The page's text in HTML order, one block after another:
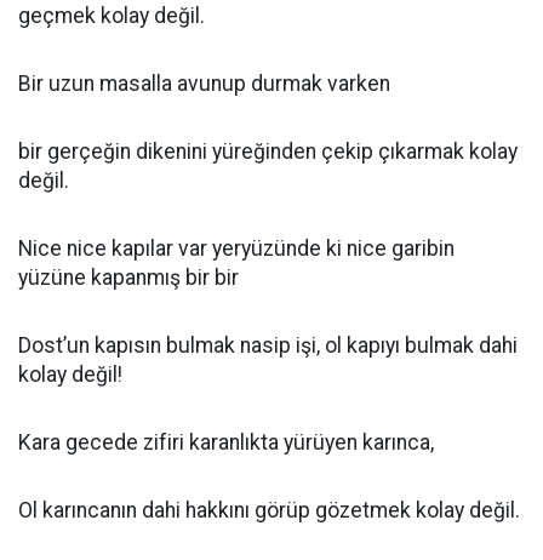
geçmek kolay değil.
Bir uzun masalla avunup durmak varken
bir gerçeğin dikenini yüreğinden çekip çıkarmak kolay
değil.
Nice nice kapılar var yeryüzünde ki nice garibin
yüzüne kapanmış bir bir
Dost’un kapısın bulmak nasip işi, ol kapıyı bulmak dahi
kolay değil!
Kara gecede zifiri karanlıkta yürüyen karınca,
Ol karıncanın dahi hakkını görüp gözetmek kolay değil.